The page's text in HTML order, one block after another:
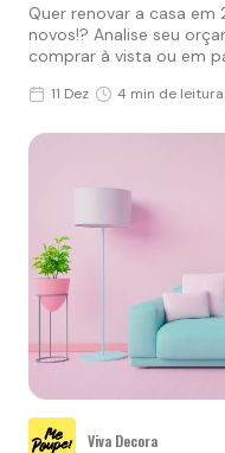
Quer renovar a casa
novos!? Analise seu
comprar à vista ou em
11 Dez 4 min de leitura
Viva Decora